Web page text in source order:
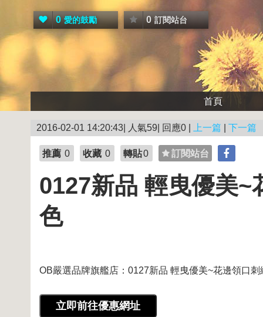
0 愛的鼓勵 0 訂閱站台
首頁
2016-02-01 14:20:43| 人氣59| 回應0 | 上一篇 下一篇
推薦 0 收藏 0 轉貼0 訂閱站台
0127新品 輕曳優美~
色
OB嚴選品牌旗艦店：0127新品 輕曳優美~花邊領口